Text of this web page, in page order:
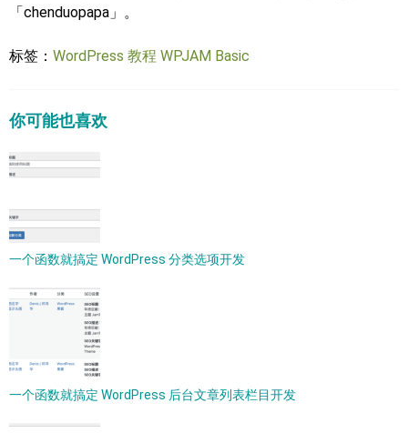
「chenduopapa」。
标签： WordPress 教程 WPJAM Basic
你可能也喜欢
一个函数就搞定 WordPress 分类选项开发
一个函数就搞定 WordPress 后台文章列表栏目开发